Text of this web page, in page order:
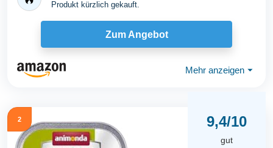
Produkt kürzlich gekauft.
Zum Angebot
Mehr anzeigen ⏷
2 9,4/10
gut